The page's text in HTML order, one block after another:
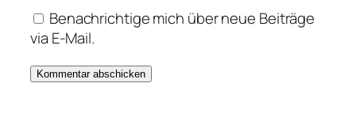
Benachrichtige mich über neue Beiträge
via E-Mail.